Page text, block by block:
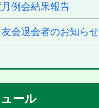
月例会結果報告
会退会者のお知らせ
ール